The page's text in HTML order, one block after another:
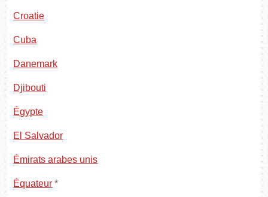
Croatie
Cuba
Danemark
Djibouti
Égypte
El Salvador
Émirats arabes unis
Équateur *